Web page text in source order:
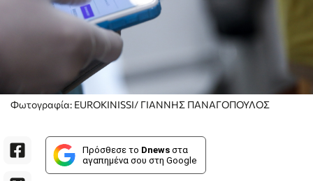
Φωτογραφία: EUROKINISSI/ ΓΙΑΝΝΗΣ ΠΑΝΑΓΟΠΟΥΛΟΣ
Πρόσθεσε το Dnews στα
αγαπημένα σου στη Google